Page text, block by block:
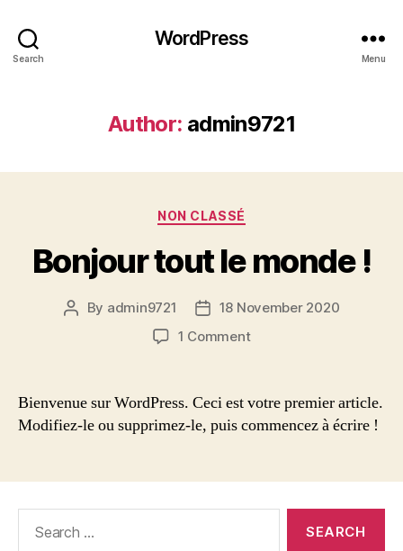
Search
WordPress
Menu
Author: admin9721
Categories
NON CLASSÉ
Bonjour tout le monde !
Post
By admin9721
Post18 November 2020
1 Commenton
monde !
Bienvenue sur WordPress. Ceci est votre premier article.
Modifiez-le ou supprimez-le, puis commencez à écrire !